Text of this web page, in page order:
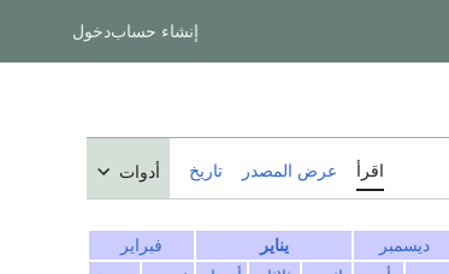
إنشاء حسابدخول
اقرأ عرض المصدر تاريخ أدوات
ديسمبر يناير
فبراير